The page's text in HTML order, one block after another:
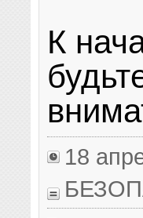
К
18